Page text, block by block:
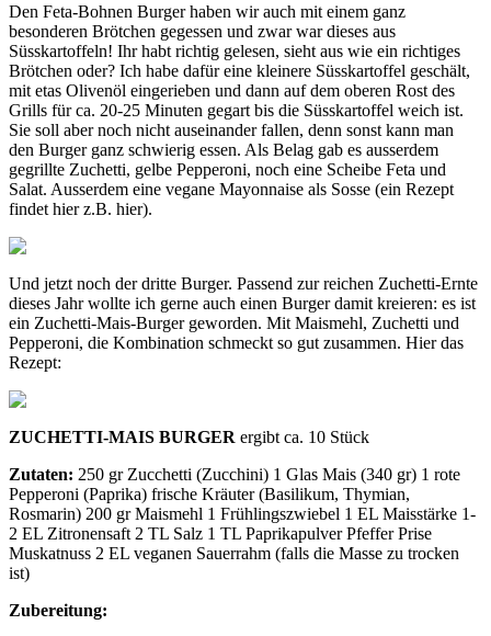
Den Feta-Bohnen Burger haben wir auch mit einem ganz
besonderen Brötchen gegessen und zwar war dieses aus
Süsskartoffeln! Ihr habt richtig gelesen, sieht aus wie ein richtiges
Brötchen oder? Ich habe dafür eine kleinere Süsskartoffel geschält,
mit etas Olivenöl eingerieben und dann auf dem oberen Rost des
Grills für ca. 20-25 Minuten gegart bis die Süsskartoffel weich ist.
Sie soll aber noch nicht auseinander fallen, denn sonst kann man
den Burger ganz schwierig essen. Als Belag gab es ausserdem
gegrillte Zuchetti, gelbe Pepperoni, noch eine Scheibe Feta und
Salat. Ausserdem eine vegane Mayonnaise als Sosse (ein Rezept
findet hier z.B. hier).
Und jetzt noch der dritte Burger. Passend zur reichen Zuchetti-Ernte
dieses Jahr wollte ich gerne auch einen Burger damit kreieren: es ist
ein Zuchetti-Mais-Burger geworden. Mit Maismehl, Zuchetti und
Pepperoni, die Kombination schmeckt so gut zusammen. Hier das
Rezept:
ZUCHETTI-MAIS BURGER ergibt ca. 10 Stück
Zutaten: 250 gr Zucchetti (Zucchini) 1 Glas Mais (340 gr) 1 rote
Pepperoni (Paprika) frische Kräuter (Basilikum, Thymian,
Rosmarin) 200 gr Maismehl 1 Frühlingszwiebel 1 EL Maisstärke 1-
2 EL Zitronensaft 2 TL Salz 1 TL Paprikapulver Pfeffer Prise
Muskatnuss 2 EL veganen Sauerrahm (falls die Masse zu trocken
ist)
Zubereitung: